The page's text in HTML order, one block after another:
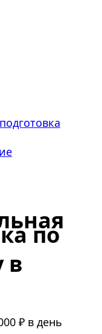
по
в
₽ в день